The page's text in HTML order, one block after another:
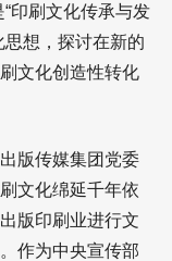
印刷文化传承与发
思想，探讨在新的
文化创造性转化
版传媒集团党委
文化绵延千年依
版印刷业进行文
作为中央宣传部